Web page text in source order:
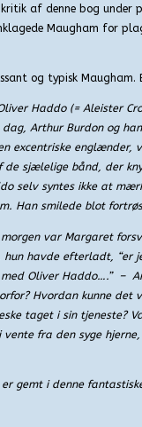
kritik af denne bog under
Maugham for
og typisk Maugham.
Haddo (= Aleister
Arthur Burdon og
excentriske englænder,
de sjælelige bånd, der
selv syntes ikke at
Han smilede blot
morgen var Margaret
hun havde efterladt, “er
Oliver Haddo….” –
Hvordan kunne det
taget i sin tjeneste?
fra den syge
gemt i denne